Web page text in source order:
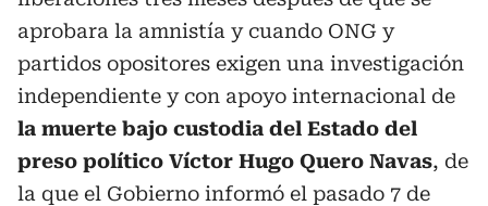
aprobara la amnistía y cuando ONG y
partidos opositores exigen una investigación
independiente y con apoyo internacional de
la muerte bajo custodia del Estado del
preso político Víctor Hugo Quero Navas, de
la que el Gobierno informó el pasado 7 de